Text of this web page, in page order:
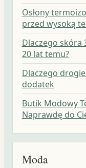
Osłony
przed wysoką
Dlaczego skóra
20 lat temu?
Dlaczego
dodatek
Butik Modowy
Naprawdę do
Moda